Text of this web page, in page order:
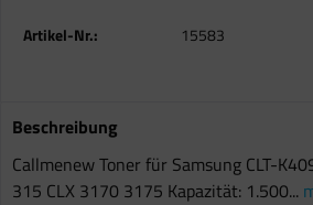
Artikel-Nr.: 15583
Beschreibung
Callmenew Toner für Samsung CLT-
315 CLX 3170 3175 Kapazität: 1.500...